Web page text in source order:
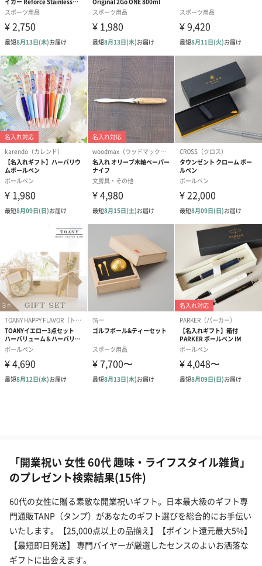
「開業祝い 女性 60代 趣味・ライフスタイル雑貨」
のプレゼント検索結果(15件)
60代の女性に贈る素敵な開業祝いギフト。日本最大級のギフト専
門通販TANP（タンプ）があなたのギフト選びを総合的にお手伝い
いたします。【25,000点以上の品揃え】【ポイント還元最大5%】
【最短即日発送】 専門バイヤーが厳選したセンスのよいお洒落な
ギフトに出会えます。